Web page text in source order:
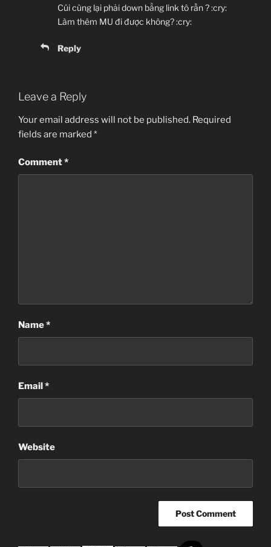
Cúi cùng lại phải down bằng link tô rần ? :cry:
Làm thêm MU đi được không? :cry:
Reply
Leave a Reply
Your email address will not be published. Required
fields are marked *
Comment*
Name*
Email *
Website